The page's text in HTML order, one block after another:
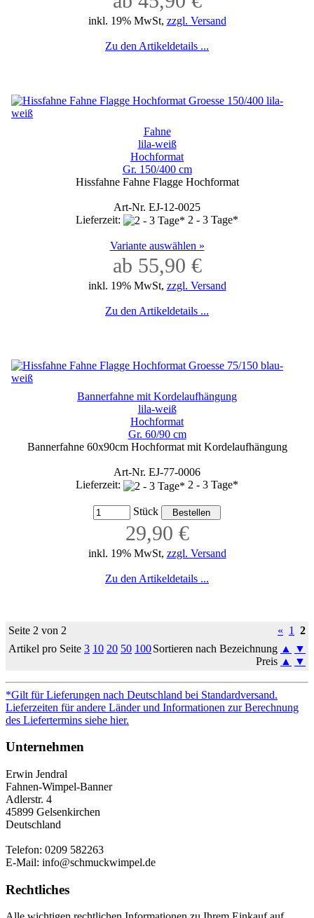
inkl. 19% MwSt, zzgl. Versand
Zu den Artikeldetails ...
Fahne
lila-weiß
Hochformat
Gr. 150/400 cm
Hissfahne Fahne Flagge Hochformat
Art-Nr. EJ-12-0025
Lieferzeit:
2 - 3 Tage*
Variante auswählen »
ab 55,90 €
inkl. 19% MwSt, zzgl. Versand
Zu den Artikeldetails ...
Bannerfahne mit Kordelaufhängung
lila-weiß
Hochformat
Gr. 60/90 cm
Bannerfahne 60x90cm Hochformat mit Kordelaufhängung
Art-Nr. EJ-77-0006
Lieferzeit:
2 - 3 Tage*
Stück
29,90 €
inkl. 19% MwSt, zzgl. Versand
Zu den Artikeldetails ...
Seite 2 von 2 « 1
2
Artikel pro Seite 3 10 20 50 100Sortieren nach Bezeichnung ▲
▼
Preis ▲ ▼
*Gilt für Lieferungen nach Deutschland bei Standardversand.
Lieferzeiten für andere Länder und Informationen zur Berechnung
des Liefertermins siehe hier.
Unternehmen
Erwin Jendral
Fahnen-Wimpel-Banner
Adlerstr. 4
45899 Gelsenkirchen
Deutschland
Telefon: 0209 582263
E-Mail: info@schmuckwimpel.de
Rechtliches